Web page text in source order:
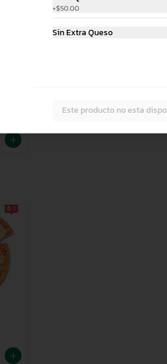
+$50.00
Sin Extra Queso
Este producto no esta